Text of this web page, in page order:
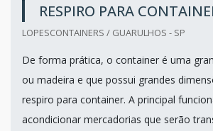
RESPIRO PARA
LOPESCONTAINERS / GUARULHOS - SP
De forma prática, o container é uma
ou madeira e que possui grandes
respiro para container. A principal
acondicionar mercadorias que serão